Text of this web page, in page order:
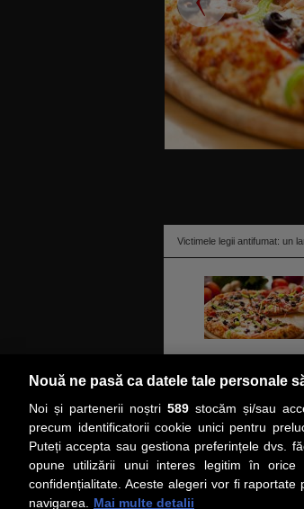
Victimele legii antifumat: un
Lanţul de pizzerii Pizza
Obor din Capitală după
ştirea
PRIMA PAGINĂ
Social
Nouă ne pasă ca datele tale personale
Noi și partenerii noștri 589stocăm și/sau
precum identificatorii cookie unici pentru
Puteți accepta sau gestiona preferințele dvs.
opune utilizării unui interes legitim în
confidențialitate. Aceste alegeri vor fi
navigarea.
Mai multe detalii